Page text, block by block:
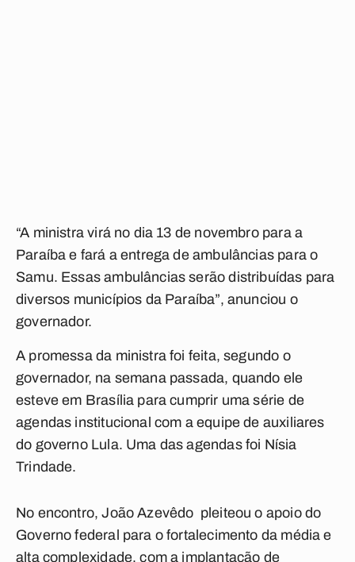
“A ministra virá no dia 13 de novembro para a
Paraíba e fará a entrega de ambulâncias para o
Samu. Essas ambulâncias serão distribuídas para
diversos municípios da Paraíba”, anunciou o
governador.
A promessa da ministra foi feita, segundo o
governador, na semana passada, quando ele
esteve em Brasília para cumprir uma série de
agendas institucional com a equipe de auxiliares
do governo Lula. Uma das agendas foi Nísia
Trindade.
No encontro, João Azevêdo pleiteou o apoio do
Governo federal para o fortalecimento da média e
alta complexidade, com a implantação de